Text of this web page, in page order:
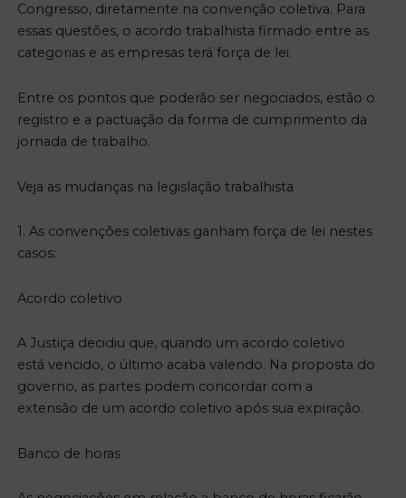
Congresso, diretamente na convenção coletiva. Para
essas questões, o acordo trabalhista firmado entre as
categorias e as empresas terá força de lei.
Entre os pontos que poderão ser negociados, estão o
registro e a pactuação da forma de cumprimento da
jornada de trabalho.
Veja as mudanças na legislação trabalhista
1. As convenções coletivas ganham força de lei nestes
casos:
Acordo coletivo
A Justiça decidiu que, quando um acordo coletivo
está vencido, o último acaba valendo. Na proposta do
governo, as partes podem concordar com a
extensão de um acordo coletivo após sua expiração.
Banco de horas